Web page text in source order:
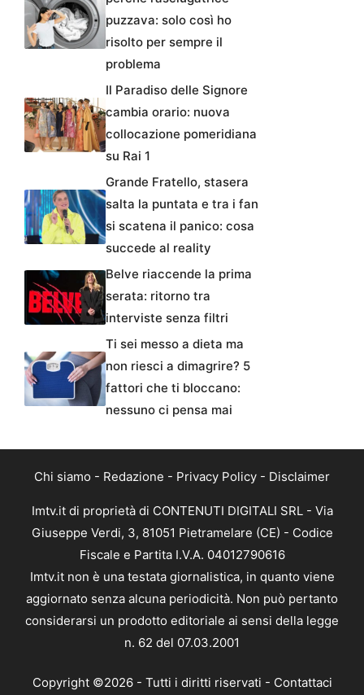
puzzava: solo così ho
risolto per sempre il
problema
Il Paradiso delle Signore
cambia orario: nuova
collocazione pomeridiana
su Rai 1
Grande Fratello, stasera
salta la puntata e tra i fan
si scatena il panico: cosa
succede al reality
Belve riaccende la prima
serata: ritorno tra
interviste senza filtri
Ti sei messo a dieta ma
non riesci a dimagrire? 5
fattori che ti bloccano:
nessuno ci pensa mai
Chi siamo - Redazione - Privacy Policy - Disclaimer
Imtv.it di proprietà di CONTENUTI DIGITALI SRL - Via
Giuseppe Verdi, 3, 81051 Pietramelare (CE) - Codice
Fiscale e Partita I.V.A. 04012790616
Imtv.it non è una testata giornalistica, in quanto viene
aggiornato senza alcuna periodicità. Non può pertanto
considerarsi un prodotto editoriale ai sensi della legge
n. 62 del 07.03.2001
Copyright ©2026 - Tutti i diritti riservati - Contattaci